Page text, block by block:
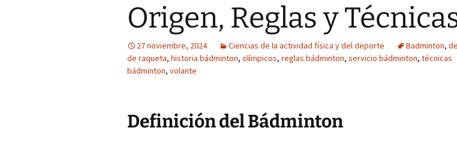
Origen, Reglas y
27 noviembre, 2024 Ciencias de la actividad física y del deporte Badminton,
de raqueta, historia bádminton, olímpicos, reglas bádminton, servicio bádminton, técnicas
bádminton, volante
Definición del Bádminton